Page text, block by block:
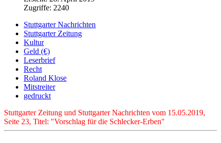
Zugriffe: 2240
Stuttgarter Nachrichten
Stuttgarter Zeitung
Kultur
Geld (€)
Leserbrief
Recht
Roland Klose
Mitstreiter
gedruckt
Stuttgarter Zeitung und Stuttgarter Nachrichten vom 15.05.2019,
Seite 23, Titel: "Vorschlag für die Schlecker-Erben"